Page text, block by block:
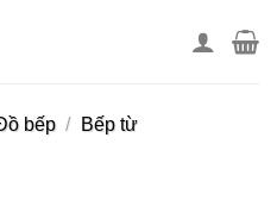
bếp / Bếp từ